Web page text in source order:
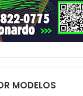
MODELOS